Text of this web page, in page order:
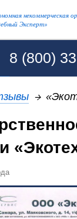
некоммерческая
Эксперт»
8 (800)
→